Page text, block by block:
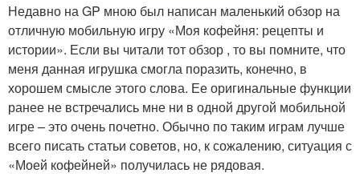
Недавно на GP мною был написан маленький обзор на
отличную мобильную игру «Моя кофейня: рецепты и
истории». Если вы читали тот обзор , то вы помните, что
меня данная игрушка смогла поразить, конечно, в
хорошем смысле этого слова. Ее оригинальные функции
ранее не встречались мне ни в одной другой мобильной
игре – это очень почетно. Обычно по таким играм лучше
всего писать статьи советов, но, к сожалению, ситуация с
«Моей кофейней» получилась не рядовая.